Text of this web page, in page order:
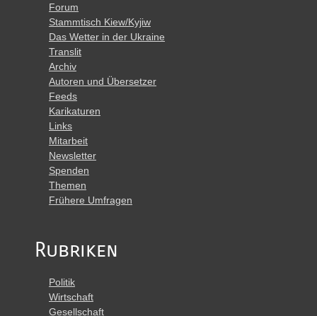
Forum
Stammtisch Kiew/Kyjiw
Das Wetter in der Ukraine
Translit
Archiv
Autoren und Übersetzer
Feeds
Karikaturen
Links
Mitarbeit
Newsletter
Spenden
Themen
Frühere Umfragen
Rubriken
Politik
Wirtschaft
Gesellschaft